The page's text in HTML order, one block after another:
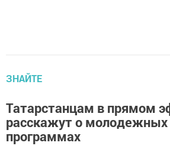
ЗНАЙТЕ
Татарстанцам в прямом
расскажут о
программах